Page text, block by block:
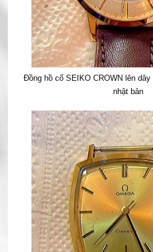
Đồng hồ cổ SEIKO CROWN lên
nhật bản